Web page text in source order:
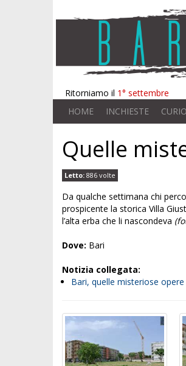
Ritorniamo il 1° settembre
HOME INCHIESTE
Quelle
Letto: 886 volte
Da qualche settimana chi
prospicente la storica Villa
l’alta erba che li nascondeva
Dove: Bari
Notizia collegata:
Bari, quelle misteriose